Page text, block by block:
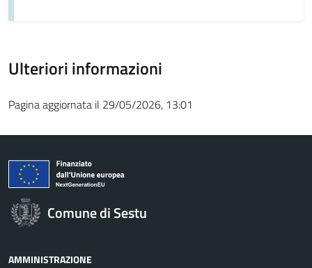
Ulteriori informazioni
Pagina aggiornata il 29/05/2026, 13:01
Comune di Sestu
AMMINISTRAZIONE